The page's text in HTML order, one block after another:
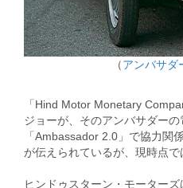
（アンバサダ
「Hind Motor Monetary
ジョーが、そのアンバサダー
「Ambassador 2.0」で協力関
が伝えられているが、現時点で
ヒンドゥスターン・モーター